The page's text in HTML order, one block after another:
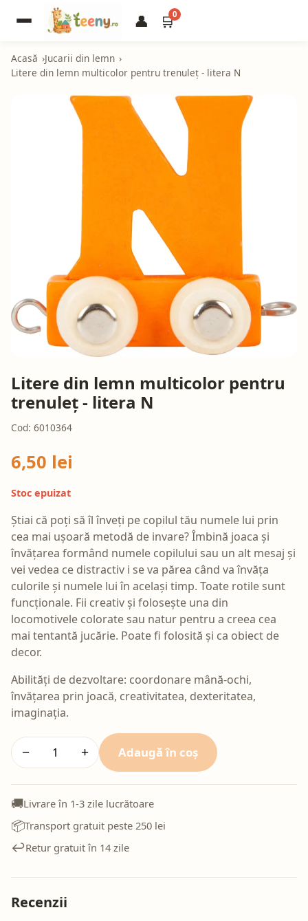
👤 🛒0
Acasă
Jucarii din lemn
Litere din lemn multicolor pentru trenuleț - litera N
Litere din lemn multicolor pentru
trenuleț - litera N
Cod: 6010364
6,50 lei
Stoc epuizat
Știai că poți să îl înveți pe copilul tău numele lui prin
cea mai ușoară metodă de invare? Îmbină joaca și
învățarea formând numele copilului sau un alt mesaj și
vei vedea ce distractiv i se va părea când va învăța
culorile și numele lui în același timp. Toate rotile sunt
funcționale. Fii creativ și folosește una din
locomotivele colorate sau natur pentru a creea cea
mai tentantă jucărie. Poate fi folosită și ca obiect de
decor.
Abilități de dezvoltare: coordonare mână-ochi,
învățarea prin joacă, creativitatea, dexteritatea,
imaginația.
− + Adaugă în coș
🚚Livrare în 1-3 zile lucrătoare
📦Transport gratuit peste 250 lei
↩️Retur gratuit în 14 zile
Recenzii